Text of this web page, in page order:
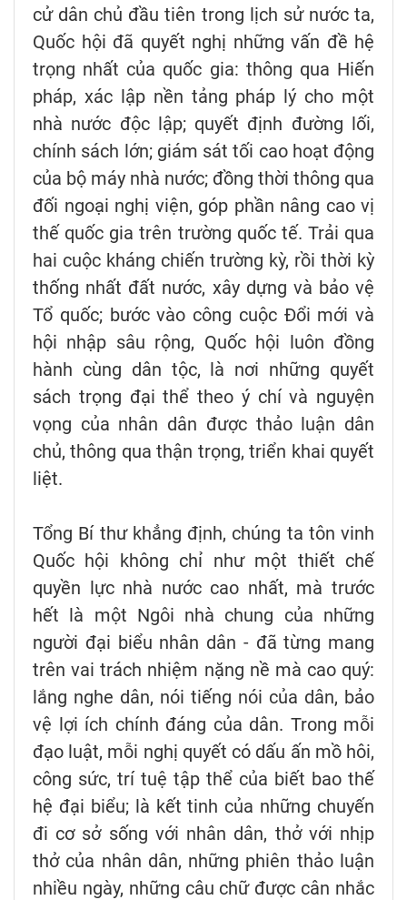
cử dân chủ đầu tiên trong lịch sử nước ta,
Quốc hội đã quyết nghị những vấn đề hệ
trọng nhất của quốc gia: thông qua Hiến
pháp, xác lập nền tảng pháp lý cho một
nhà nước độc lập; quyết định đường lối,
chính sách lớn; giám sát tối cao hoạt động
của bộ máy nhà nước; đồng thời thông qua
đối ngoại nghị viện, góp phần nâng cao vị
thế quốc gia trên trường quốc tế. Trải qua
hai cuộc kháng chiến trường kỳ, rồi thời kỳ
thống nhất đất nước, xây dựng và bảo vệ
Tổ quốc; bước vào công cuộc Đổi mới và
hội nhập sâu rộng, Quốc hội luôn đồng
hành cùng dân tộc, là nơi những quyết
sách trọng đại thể theo ý chí và nguyện
vọng của nhân dân được thảo luận dân
chủ, thông qua thận trọng, triển khai quyết
liệt.
Tổng Bí thư khẳng định, chúng ta tôn vinh
Quốc hội không chỉ như một thiết chế
quyền lực nhà nước cao nhất, mà trước
hết là một Ngôi nhà chung của những
người đại biểu nhân dân - đã từng mang
trên vai trách nhiệm nặng nề mà cao quý:
lắng nghe dân, nói tiếng nói của dân, bảo
vệ lợi ích chính đáng của dân. Trong mỗi
đạo luật, mỗi nghị quyết có dấu ấn mồ hôi,
công sức, trí tuệ tập thể của biết bao thế
hệ đại biểu; là kết tinh của những chuyến
đi cơ sở sống với nhân dân, thở với nhịp
thở của nhân dân, những phiên thảo luận
nhiều ngày, những câu chữ được cân nhắc